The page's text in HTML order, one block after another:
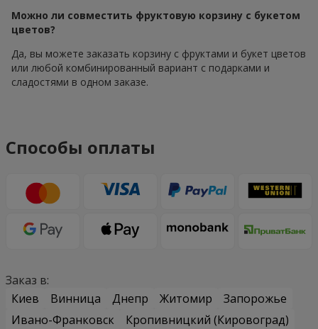
Можно ли совместить фруктовую корзину с букетом
цветов?
Да, вы можете заказать корзину с фруктами и букет цветов
или любой комбинированный вариант с подарками и
сладостями в одном заказе.
Способы оплаты
Заказ в:
Киев
Винница Днепр Житомир
Запорожье
Ивано-Франковск
Кропивницкий (Кировоград)